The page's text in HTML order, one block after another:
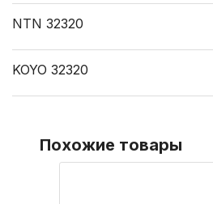
NTN 32320
KOYO 32320
Похожие товары